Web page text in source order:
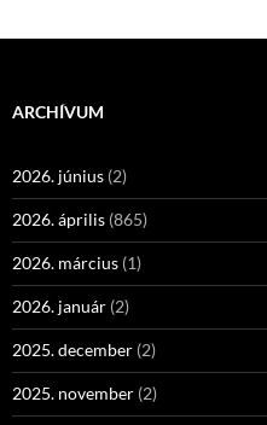
ARCHÍVUM
2026. június (2)
2026. április (865)
2026. március (1)
2026. január (2)
2025. december (2)
2025. november (2)